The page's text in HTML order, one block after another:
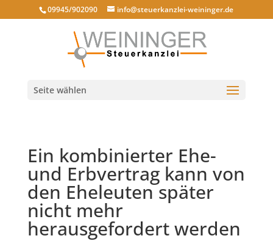
09945/902090 info@steuerkanzlei-weininger.de
Seite wählen
Ein kombinierter Ehe-
und Erbvertrag kann von
den Eheleuten später
nicht mehr
herausgefordert werden